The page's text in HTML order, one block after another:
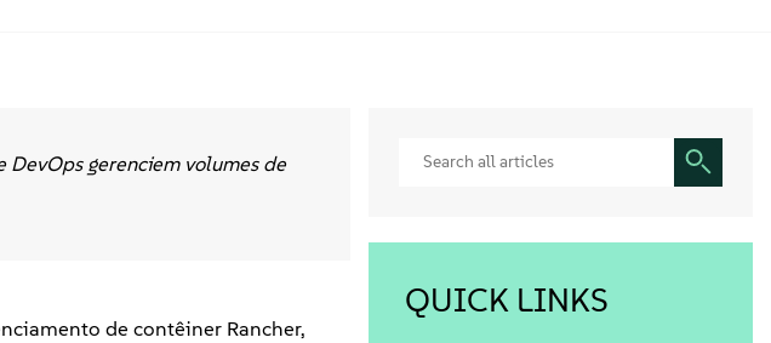
DevOps gerenciem volumes de
de contêiner Rancher,
QUICK LINKS